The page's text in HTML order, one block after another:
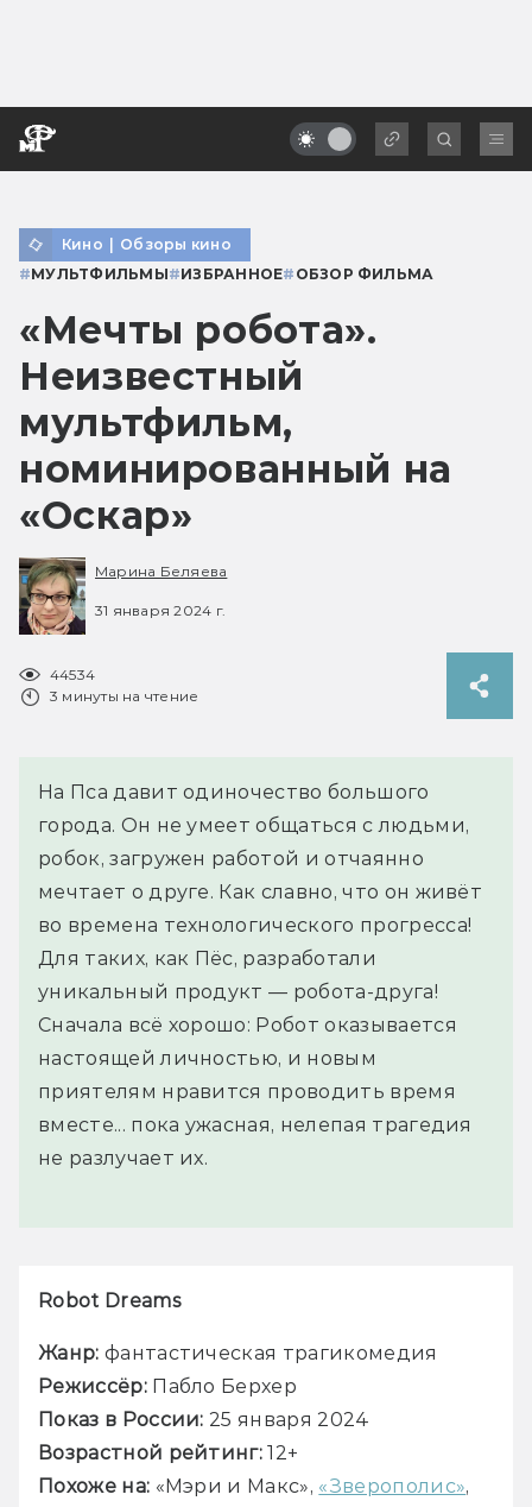
Кино | Обзоры кино
#МУЛЬТФИЛЬМЫ#ИЗБРАННОЕ# ОБЗОР ФИЛЬМА
«Мечты робота».
Неизвестный
мультфильм,
номинированный на
«Оскар»
Марина Беляева
31 января 2024 г.
44534
3 минуты на чтение
На Пса давит одиночество большого
города. Он не умеет общаться с людьми,
робок, загружен работой и отчаянно
мечтает о друге. Как славно, что он живёт
во времена технологического прогресса!
Для таких, как Пёс, разработали
уникальный продукт — робота-друга!
Сначала всё хорошо: Робот оказывается
настоящей личностью, и новым
приятелям нравится проводить время
вместе... пока ужасная, нелепая трагедия
не разлучает их.
Robot Dreams
Жанр: фантастическая трагикомедия
Режиссёр: Пабло Берхер
Показ в России: 25 января 2024
Возрастной рейтинг: 12+
Похоже на: «Мэри и Макс», «Зверополис»,